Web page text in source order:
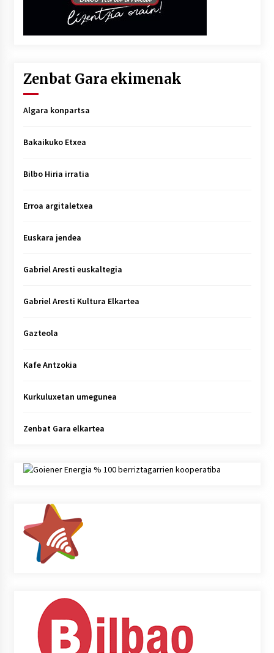
Zenbat Gara ekimenak
Algara konpartsa
Bakaikuko Etxea
Bilbo Hiria irratia
Erroa argitaletxea
Euskara jendea
Gabriel Aresti euskaltegia
Gabriel Aresti Kultura Elkartea
Gazteola
Kafe Antzokia
Kurkuluxetan umegunea
Zenbat Gara elkartea